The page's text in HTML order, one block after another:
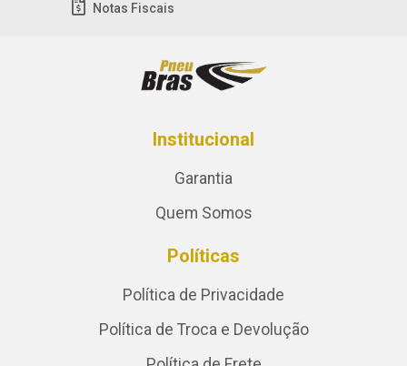
Notas Fiscais
Institucional
Garantia
Quem Somos
Políticas
Política de Privacidade
Política de Troca e Devolução